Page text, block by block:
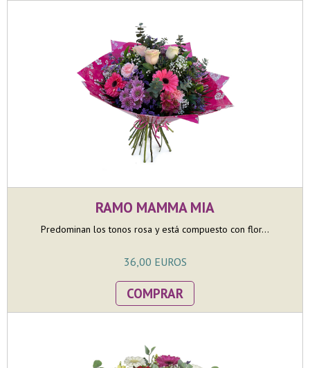
RAMO MAMMA MIA
Predominan los tonos rosa y está compuesto con flor...
36,00 EUROS
COMPRAR